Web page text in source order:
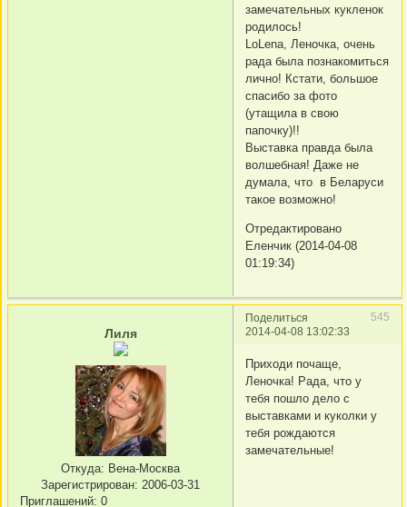
замечательных кукленок
родилось!
LoLena, Леночка, очень
рада была познакомиться
лично! Кстати, большое
спасибо за фото
(утащила в свою
папочку)!!
Выставка правда была
волшебная! Даже не
думала, что в Беларуси
такое возможно!
Отредактировано
Еленчик (2014-04-08
01:19:34)
Поделиться
545
2014-04-08 13:02:33
Лиля
Откуда: Вена-Москва
Зарегистрирован: 2006-03-31
Приглашений: 0
Приходи почаще,
Леночка! Рада, что у
тебя пошло дело с
выставками и куколки у
тебя рождаются
замечательные!